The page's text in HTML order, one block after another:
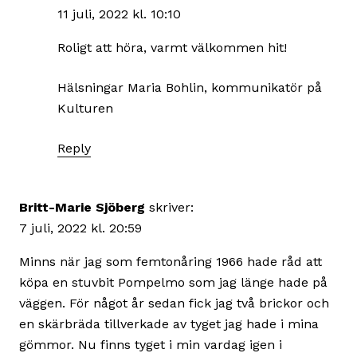
11 juli, 2022 kl. 10:10
Roligt att höra, varmt välkommen hit!
Hälsningar Maria Bohlin, kommunikatör på
Kulturen
Reply
Britt-Marie Sjöberg skriver:
7 juli, 2022 kl. 20:59
Minns när jag som femtonåring 1966 hade råd att
köpa en stuvbit Pompelmo som jag länge hade på
väggen. För något år sedan fick jag två brickor och
en skärbräda tillverkade av tyget jag hade i mina
gömmor. Nu finns tyget i min vardag igen i